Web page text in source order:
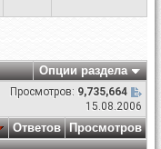
Опции раздела
Просмотров: 9,735,664
15.08.2006
Ответов Просмотров